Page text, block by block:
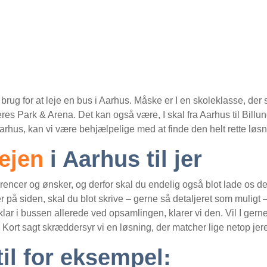
for at leje en bus i Aarhus. Måske er I en skoleklasse,
Park & Arena. Det kan også være, I skal fra Aarhus til
kan vi være behjælpelige med at finde den helt rette
i Aarhus til jer
og ønsker, og derfor skal du endelig også blot lade os
på siden, skal du blot skrive – gerne så detaljeret som muligt
i bussen allerede ved opsamlingen, klarer vi den. Vil I
sagt skræddersyr vi en løsning, der matcher lige netop
for eksempel: